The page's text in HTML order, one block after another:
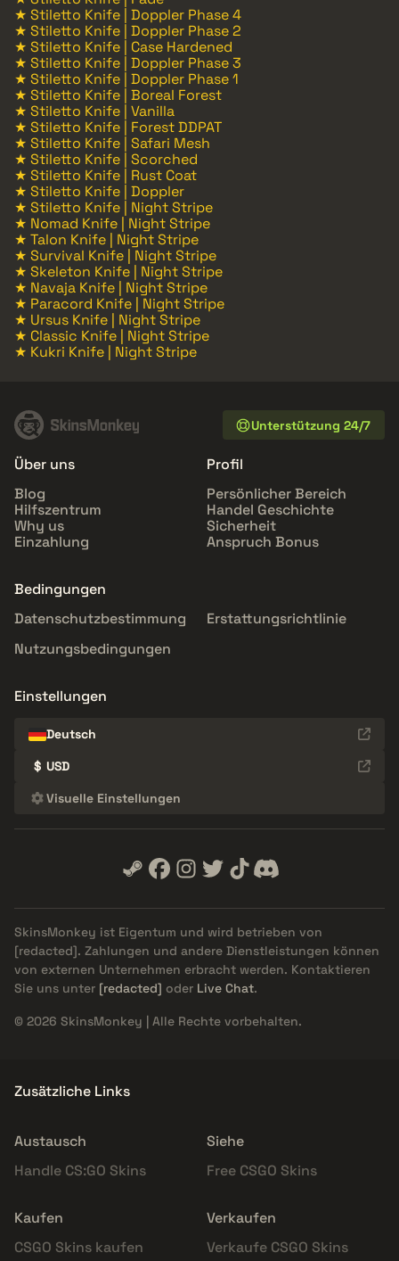
★ Stiletto Knife | Doppler Phase 4
★ Stiletto Knife | Doppler Phase 2
★ Stiletto Knife | Case Hardened
★ Stiletto Knife | Doppler Phase 3
★ Stiletto Knife | Doppler Phase 1
★ Stiletto Knife | Boreal Forest
★ Stiletto Knife | Vanilla
★ Stiletto Knife | Forest DDPAT
★ Stiletto Knife | Safari Mesh
★ Stiletto Knife | Scorched
★ Stiletto Knife | Rust Coat
★ Stiletto Knife | Doppler
★ Stiletto Knife | Night Stripe
★ Nomad Knife | Night Stripe
★ Talon Knife | Night Stripe
★ Survival Knife | Night Stripe
★ Skeleton Knife | Night Stripe
★ Navaja Knife | Night Stripe
★ Paracord Knife | Night Stripe
★ Ursus Knife | Night Stripe
★ Classic Knife | Night Stripe
★ Kukri Knife | Night Stripe
Unterstützung 24/7
Über uns
Blog
Hilfszentrum
Why us
Einzahlung
Profil
Persönlicher Bereich
Handel Geschichte
Sicherheit
Anspruch Bonus
Bedingungen
Datenschutzbestimmung
Erstattungsrichtlinie
Nutzungsbedingungen
Einstellungen
Deutsch
$ USD
Visuelle Einstellungen
SkinsMonkey ist Eigentum und wird betrieben von
[redacted]. Zahlungen und andere Dienstleistungen können
von externen Unternehmen erbracht werden. Kontaktieren
Sie uns unter [redacted] oder Live Chat.
© 2026 SkinsMonkey | Alle Rechte vorbehalten.
Zusätzliche Links
Austausch
Handle CS:GO Skins
Siehe
Free CSGO Skins
Kaufen
CSGO Skins kaufen
Verkaufen
Verkaufe CSGO Skins